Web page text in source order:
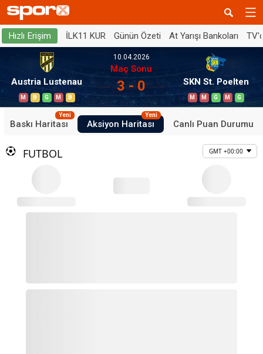
Hızlı Erişim İLK11 KUR Günün Özeti At Yarışı Bankoları
Austria Lustenau
M B G M B
10.04.2026
Maç Sonu
3 - 0 SKN St. Poelten
M M G M G
Baskı Haritası
Yeni
Aksiyon Haritası
Yeni
Canlı Puan Durumu
FUTBOL GMT +00:00